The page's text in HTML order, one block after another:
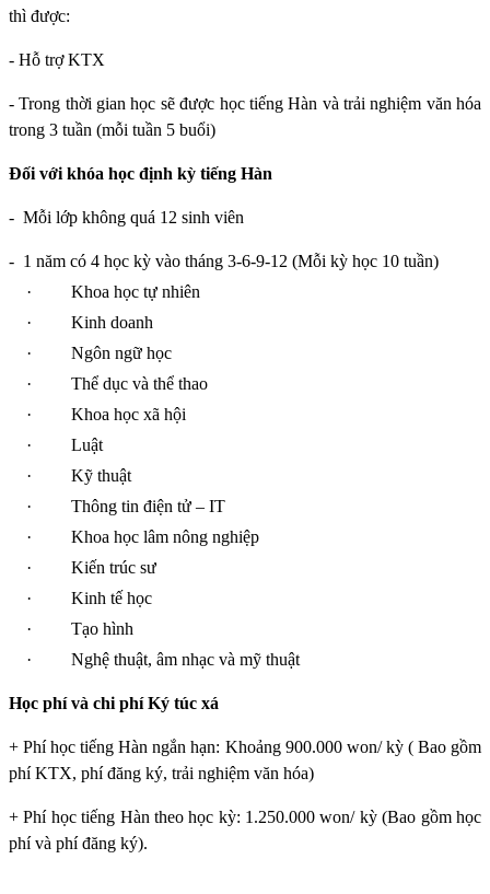
thì được:
- Hỗ trợ KTX
- Trong thời gian học sẽ được học tiếng Hàn và trải nghiệm văn hóa
trong 3 tuần (mỗi tuần 5 buổi)
Đối với khóa học định kỳ tiếng Hàn
- Mỗi lớp không quá 12 sinh viên
- 1 năm có 4 học kỳ vào tháng 3-6-9-12 (Mỗi kỳ học 10 tuần)
·
Khoa học tự nhiên
·
Kinh doanh
·
Ngôn ngữ học
·
Thể dục và thể thao
·
Khoa học xã hội
·
Luật
·
Kỹ thuật
·
Thông tin điện tử – IT
·
Khoa học lâm nông nghiệp
·
Kiến trúc sư
·
Kinh tế học
·
Tạo hình
·
Nghệ thuật, âm nhạc và mỹ thuật
Học phí và chi phí Ký túc xá
+ Phí học tiếng Hàn ngắn hạn: Khoảng 900.000 won/ kỳ ( Bao gồm
phí KTX, phí đăng ký, trải nghiệm văn hóa)
+ Phí học tiếng Hàn theo học kỳ: 1.250.000 won/ kỳ (Bao gồm học
phí và phí đăng ký).